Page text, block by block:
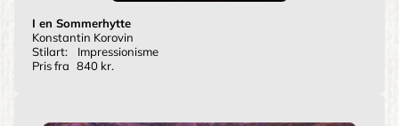
I en Sommerhytte
Konstantin Korovin
Stilart:
Impressionisme
Pris fra 840 kr.